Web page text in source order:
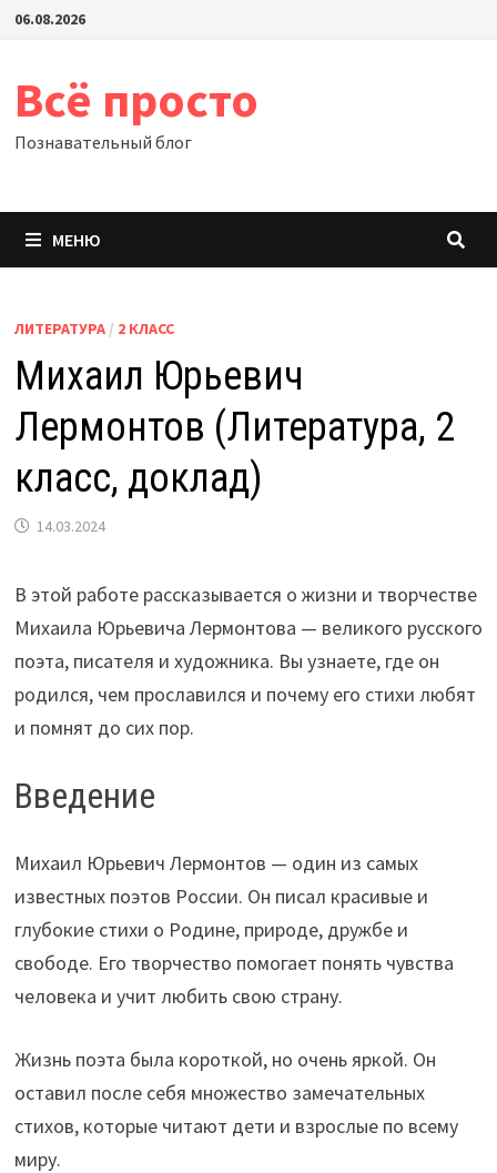
Перейти
06.08.2026
Всё просто
Познавательный блог
МЕНЮ
ЛИТЕРАТУРА/ 2 КЛАСС
Михаил Юрьевич
Лермонтов (Литература, 2
класс, доклад)
14.03.2024
В этой работе рассказывается о жизни и творчестве
Михаила Юрьевича Лермонтова — великого русского
поэта, писателя и художника. Вы узнаете, где он
родился, чем прославился и почему его стихи любят
и помнят до сих пор.
Введение
Михаил Юрьевич Лермонтов — один из самых
известных поэтов России. Он писал красивые и
глубокие стихи о Родине, природе, дружбе и
свободе. Его творчество помогает понять чувства
человека и учит любить свою страну.
Жизнь поэта была короткой, но очень яркой. Он
оставил после себя множество замечательных
стихов, которые читают дети и взрослые по всему
миру.